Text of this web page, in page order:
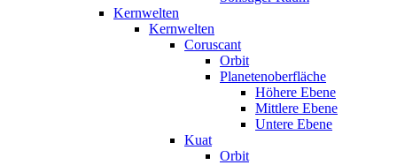
Kernwelten
Kernwelten
Coruscant
Orbit
Planetenoberfläche
Höhere Ebene
Mittlere Ebene
Untere Ebene
Kuat
Orbit